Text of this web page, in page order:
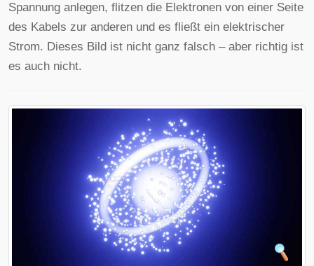
Spannung anlegen, flitzen die Elektronen von einer Seite
des Kabels zur anderen und es fließt ein elektrischer
Strom. Dieses Bild ist nicht ganz falsch – aber richtig ist
es auch nicht.